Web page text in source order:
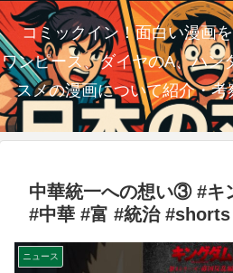
コミックイン！面白い漫画
ワンピース、ダイヤのA、ハン
スメの漫画について紹介・
中華統一への想い③ #キ
#中華 #富 #統治 #shorts
ニュース